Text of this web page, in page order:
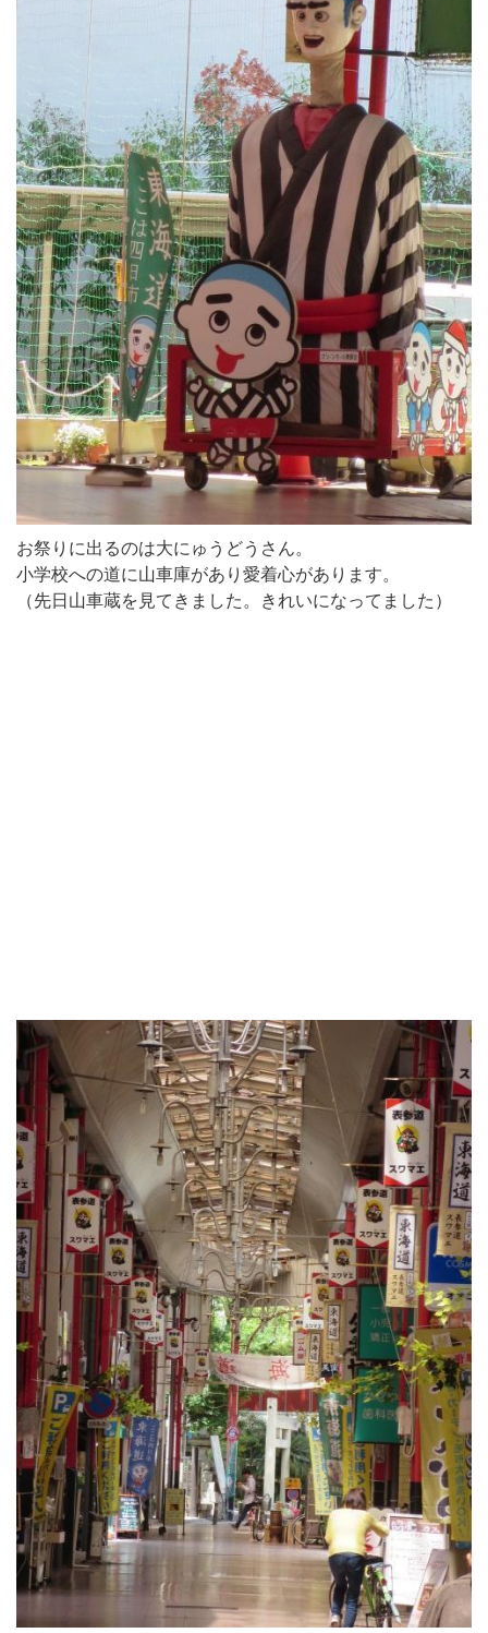
お祭りに出るのは大にゅうどうさん。
小学校への道に山車庫があり愛着心があります。
（先日山車蔵を見てきました。きれいになってました）